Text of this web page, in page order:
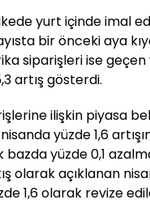
yurt içinde imal
bir önceki aya
siparişleri ise geçen
artış gösterdi.
ilişkin piyasa
yüzde 1,6
bazda yüzde 0,1
olarak açıklanan
1,6 olarak revize